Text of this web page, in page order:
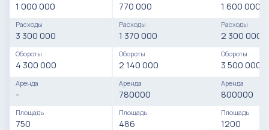
1 000 000
Расходы
3 300 000
Обороты
4 300 000
Аренда
-
Площадь
750
770 000
Расходы
1 370 000
Обороты
2 140 000
Аренда
780000
Площадь
486
1 600 000
Расходы
2 300 000
Обороты
3 500 000
Аренда
800000
Площадь
1200